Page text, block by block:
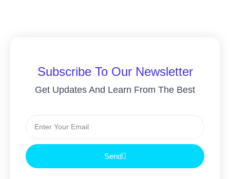
Subscribe To Our Newsletter
Get Updates And Learn From The Best
Send